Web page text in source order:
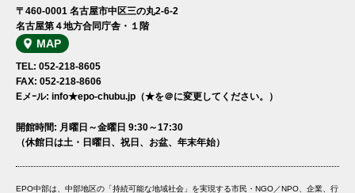
〒460-0001 名古屋市中区三の丸2-6-2
名古屋第４地方合同庁舎・１階
MAP
TEL: 052-218-8605
FAX: 052-218-8606
Eメｰル: info★epo-chubu.jp（★を＠に変更してください。）
開館時間: 月曜日～金曜日 9:30～17:30
（休館日は土・日曜日、祝日、お盆、年末年始）
EPO中部は、中部地区の「持続可能な地域社会」を実現する市民・NGO／NPO、企業、行